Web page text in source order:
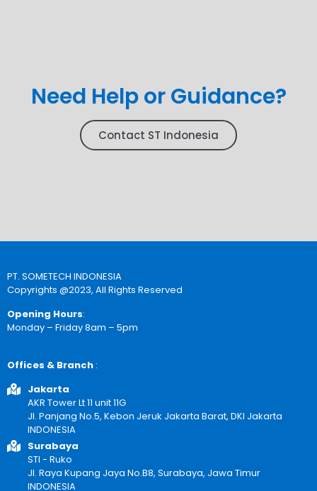
Need Help or Guidance?
Contact ST Indonesia
PT. SOMETECH INDONESIA
Copyrights @2023, All Rights Reserved
Opening Hours:
Monday – Friday 8am – 5pm
Offices & Branch :
Jakarta
AKR Tower Lt 11 unit 11G
Jl. Panjang No.5, Kebon Jeruk Jakarta Barat, DKI Jakarta
INDONESIA
Surabaya
STI - Ruko
Jl. Raya Kupang Jaya No.B8, Surabaya, Jawa Timur
INDONESIA